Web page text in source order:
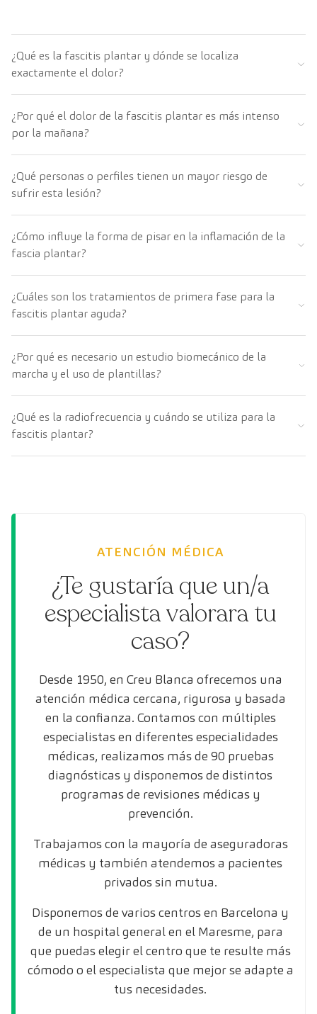
¿Qué es la fascitis plantar y dónde se localiza
exactamente el dolor?
¿Por qué el dolor de la fascitis plantar es más intenso
por la mañana?
¿Qué personas o perfiles tienen un mayor riesgo de
sufrir esta lesión?
¿Cómo influye la forma de pisar en la inflamación de la
fascia plantar?
¿Cuáles son los tratamientos de primera fase para la
fascitis plantar aguda?
¿Por qué es necesario un estudio biomecánico de la
marcha y el uso de plantillas?
¿Qué es la radiofrecuencia y cuándo se utiliza para la
fascitis plantar?
ATENCIÓN MÉDICA
¿Te gustaría que un/a
especialista valorara tu
caso?
Desde 1950, en Creu Blanca ofrecemos una
atención médica cercana, rigurosa y basada
en la confianza. Contamos con múltiples
especialistas en diferentes especialidades
médicas, realizamos más de 90 pruebas
diagnósticas y disponemos de distintos
programas de revisiones médicas y
prevención.
Trabajamos con la mayoría de aseguradoras
médicas y también atendemos a pacientes
privados sin mutua.
Disponemos de varios centros en Barcelona y
de un hospital general en el Maresme, para
que puedas elegir el centro que te resulte más
cómodo o el especialista que mejor se adapte a
tus necesidades.